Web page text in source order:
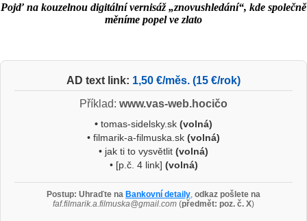
Pojď na kouzelnou digitální vernisáž „znovushledání“, kde společně
měníme popel ve zlato
AD text link: 1,50 €/měs. (15 €/rok)
Příklad: www.vas-web.hocičo
• tomas-sidelsky.sk (volná)
• filmarik-a-filmuska.sk (volná)
• jak ti to vysvětlit (volná)
• [p.č. 4 link] (volná)
Postup: Uhraďte na Bankovní detaily odkaz pošlete na
faf.filmarik.a.filmuska@gmail.com (předmět: poz. č. X)